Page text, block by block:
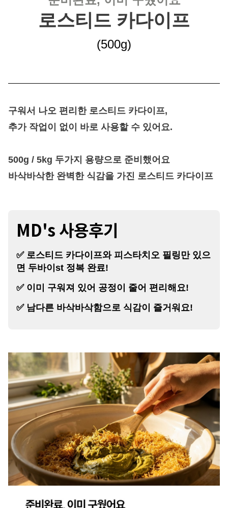
로스티드 카다이프
(500g)
구워서 나오 편리한 로스티드 카다이프,
추가 작업이 없이 바로 사용할 수 있어요.
500g / 5kg 두가지 용량으로 준비했어요
바삭바삭한 완벽한 식감을 가진 로스티드 카다이프
MD's 사용후기
✅ 로스티드 카다이프와 피스타치오 필링만 있으
면 두바이st 정복 완료!
✅ 이미 구워져 있어 공정이 줄어 편리해요!
✅ 남다른 바삭바삭함으로 식감이 즐거워요!